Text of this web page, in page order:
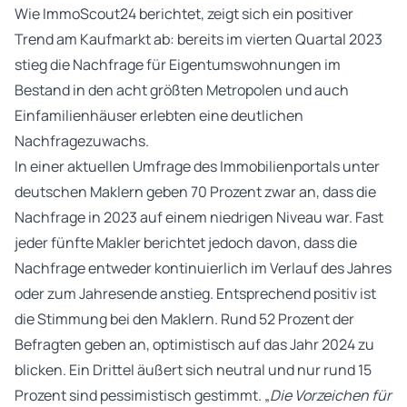
Wie ImmoScout24 berichtet, zeigt sich ein positiver
Trend am Kaufmarkt ab: bereits im vierten Quartal 2023
stieg die Nachfrage für Eigentumswohnungen im
Bestand in den acht größten Metropolen und auch
Einfamilienhäuser erlebten eine deutlichen
Nachfragezuwachs.
In einer aktuellen Umfrage des Immobilienportals unter
deutschen Maklern geben 70 Prozent zwar an, dass die
Nachfrage in 2023 auf einem niedrigen Niveau war. Fast
jeder fünfte Makler berichtet jedoch davon, dass die
Nachfrage entweder kontinuierlich im Verlauf des Jahres
oder zum Jahresende anstieg. Entsprechend positiv ist
die Stimmung bei den Maklern. Rund 52 Prozent der
Befragten geben an, optimistisch auf das Jahr 2024 zu
blicken. Ein Drittel äußert sich neutral und nur rund 15
Prozent sind pessimistisch gestimmt. „Die Vorzeichen für